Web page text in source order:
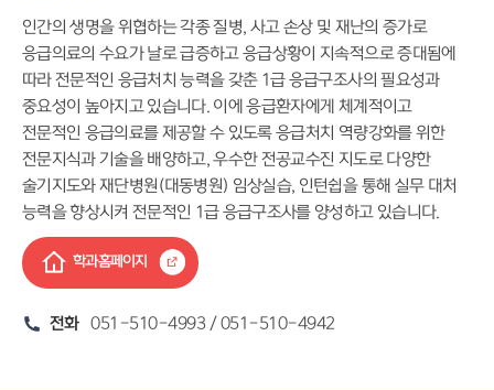
인간의 생명을 위협하는 각종 질병, 사고 손상 및 재난의 증가로
응급의료의 수요가 날로 급증하고 응급상황이 지속적으로 증대됨에
따라 전문적인 응급처치 능력을 갖춘 1급 응급구조사의 필요성과
중요성이 높아지고 있습니다. 이에 응급환자에게 체계적이고
전문적인 응급의료를 제공할 수 있도록 응급처치 역량강화를 위한
전문지식과 기술을 배양하고, 우수한 전공교수진 지도로 다양한
술기지도와 재단병원(대동병원) 임상실습, 인턴쉽을 통해 실무 대처
능력을 향상시켜 전문적인 1급 응급구조사를 양성하고 있습니다.
학과홈페이지
전화 051-510-4993 / 051-510-4942